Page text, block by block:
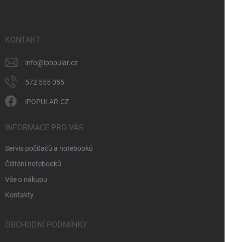
KONTAKT
info@ipopular.cz
572 555 055
iPOPULAR.CZ
INFORMACE PRO VÁS
Servis počítačů a notebooků
Čištění notebooků
Vše o nákupu
Kontakty
OBCHODNÍ PODMÍNKY